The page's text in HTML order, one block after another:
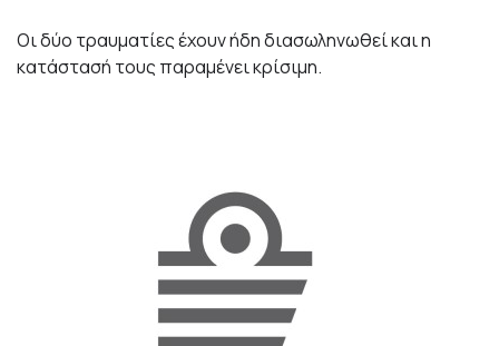
Οι δύο τραυματίες έχουν ήδη διασωληνωθεί και η
κατάστασή τους παραμένει κρίσιμη.